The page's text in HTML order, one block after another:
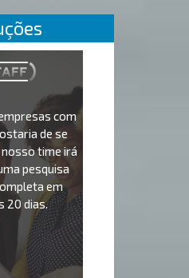
com
de se
time irá
pesquisa
em
20 dias.